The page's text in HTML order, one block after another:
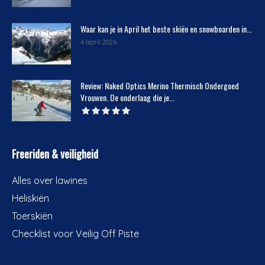
Waar kan je in April het beste skiën en snowboarden in...
4 april 2026
Review: Naked Optics Merino Thermisch Ondergoed
Vrouwen. De onderlaag die je...
Freeriden & veiligheid
Alles over lawines
Heliskiën
Toerskiën
Checklist voor Veilig Off Piste